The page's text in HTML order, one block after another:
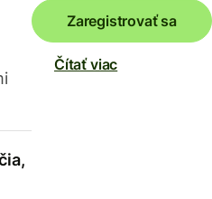
Zaregistrovať sa
Čítať viac